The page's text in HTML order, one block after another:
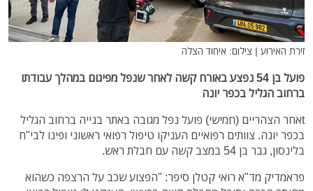
זירת האירוע | צילום: איחוד הצלה
פועל בן 54 נפצע באורח קשה לאחר שנפל מפיגום במהלך עבודתו
ברחוב הגליל בכפר יונה
tאחר הצהריים (חמישי) פועל נפל מגובה באתר בנייה ברחוב הגליל
בכפר יונה. צוותים רפואיים העניקו טיפול רפואי ראשוני ופינו לבי"ח
בלינסון, גבר בן 54 במצב קשה עם חבלת ראש.
פראמדיק מד"א רואי קטלן סיפר: "הפצוע שכב על הרצפה כשהוא